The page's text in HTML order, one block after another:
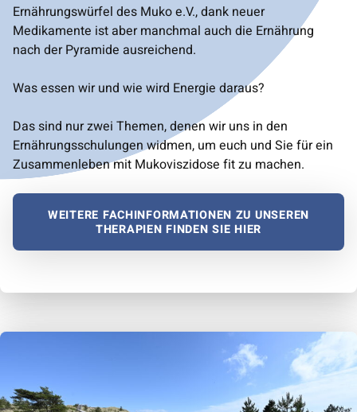
Ernährungswürfel des Muko e.V., dank neuer
Medikamente ist aber manchmal auch die Ernährung
nach der Pyramide ausreichend.
Was essen wir und wie wird Energie daraus?
Das sind nur zwei Themen, denen wir uns in den
Ernährungsschulungen widmen, um euch und Sie für ein
Zusammenleben mit Mukoviszidose fit zu machen.
WEITERE FACHINFORMATIONEN ZU UNSEREN
THERAPIEN FINDEN SIE HIER